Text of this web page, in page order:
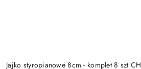
Jajko styropianowe 8cm - komplet 8 szt CH